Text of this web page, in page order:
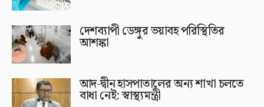
দেশব্যাপী ডেঙ্গুর ভয়াবহ পরিস্থিতির
আশঙ্কা
আদ-দ্বীন হাসপাতালের অন্য শাখা চলতে
বাধা নেই: স্বাস্থ্যমন্ত্রী